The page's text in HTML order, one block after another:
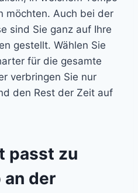
möchten. Auch bei der
sind Sie ganz auf Ihre
gestellt. Wählen Sie
für die gesamte
verbringen Sie nur
den Rest der Zeit auf
passt zu
an der